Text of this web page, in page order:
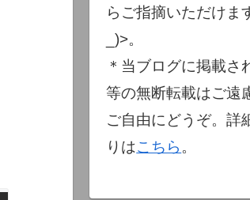
らご指摘いただけま
_)>。
＊当ブログに掲載さ
等の無断転載はご遠
ご自由にどうぞ。詳
りはこちら 。